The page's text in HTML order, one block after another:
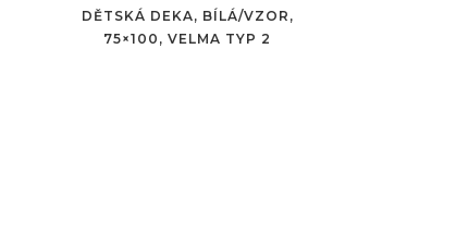
DĚTSKÁ DEKA, BÍLÁ/VZOR,
75×100, VELMA TYP 2